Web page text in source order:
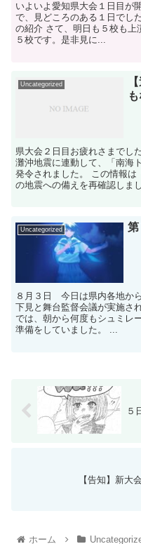
いよいよ愛知県大会１日目が
で、見どころのある１日でし
の紹介 さて、明日も５校も
５校です。是非見に...
Uncategorized
県大会２日目お疲れさまでし
灘沖地震に連動して、「南海
発令されました。 この情報は
の地震への備えを再確認しま
Uncategorized
８月３日 今日は県内各地か
下見と舞台監督会議が実施さ
では、朝から何度もシュミレ
準備をしていました。 ...
５
【告知】新大
ホーム